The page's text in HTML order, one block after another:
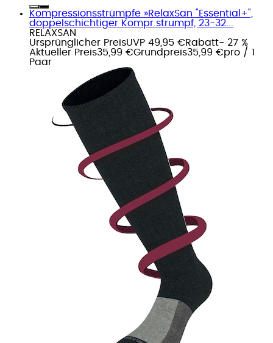
Kompressionsstrümpfe »RelaxSan "Essential+",
doppelschichtiger Kompr.strumpf, 23-32...
RELAXSAN
Ursprünglicher PreisUVP 49,95 €Rabatt- 27 %
Aktueller Preis35,99 €Grundpreis35,99 €pro / 1
Paar